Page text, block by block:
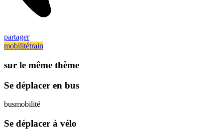
partager
mobilitétrain
sur le même thème
Se déplacer en bus
busmobilité
Se déplacer à vélo